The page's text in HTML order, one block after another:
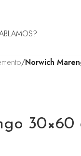
/Norwich
30×60